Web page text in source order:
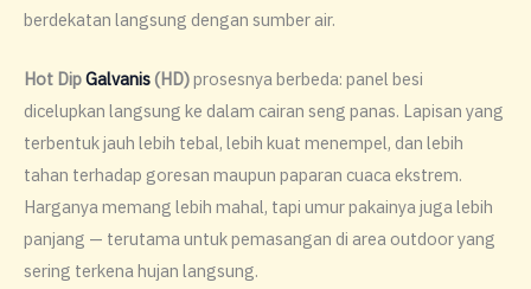
berdekatan langsung dengan sumber air.
Hot DipGalvanis(HD)prosesnya berbeda: panel besi
dicelupkan langsung ke dalam cairan seng panas. Lapisan yang
terbentuk jauh lebih tebal, lebih kuat menempel, dan lebih
tahan terhadap goresan maupun paparan cuaca ekstrem.
Harganya memang lebih mahal, tapi umur pakainya juga lebih
panjang — terutama untuk pemasangan di area outdoor yang
sering terkena hujan langsung.